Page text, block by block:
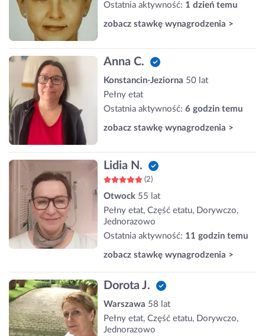
Ostatnia aktywność: 1 dzień temu
zobacz stawkę wynagrodzenia >
Anna C.
Konstancin-Jeziorna 50 lat
Pełny etat
Ostatnia aktywność: 6 godzin temu
zobacz stawkę wynagrodzenia >
Lidia N.
(2)
Otwock 55 lat
Pełny etat, Część etatu, Dorywczo,
Jednorazowo
Ostatnia aktywność: 11 godzin temu
zobacz stawkę wynagrodzenia >
Dorota J.
Warszawa 58 lat
Pełny etat, Część etatu, Dorywczo,
Jednorazowo